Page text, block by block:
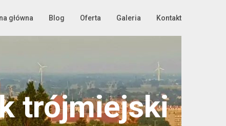
główna Blog Oferta Galeria Kontakt
trójmiejski